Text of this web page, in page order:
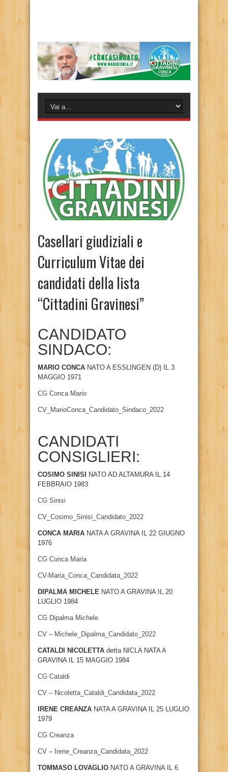
Casellari giudiziali e
Curriculum Vitae dei
candidati della lista
“Cittadini Gravinesi”
CANDIDATO
SINDACO:
MARIO CONCA NATO A ESSLINGEN (D) IL 3
MAGGIO 1971
CG Conca Mario
CV_MarioConca_Candidato_Sindaco_2022
CANDIDATI
CONSIGLIERI:
COSIMO SINISI NATO AD ALTAMURA IL 14
FEBBRAIO 1983
CG Sinisi
CV_Cosimo_Sinisi_Candidato_2022
CONCA MARIA NATA A GRAVINA IL 22 GIUGNO
1976
CG Conca Maria
CV-Maria_Conca_Candidata_2022
DIPALMA MICHELE NATO A GRAVINA IL 20
LUGLIO 1984
CG Dipalma Michele
CV – Michele_Dipalma_Candidato_2022
CATALDI NICOLETTA detta NICLA NATA A
GRAVINA IL 15 MAGGIO 1984
CG Cataldi
CV – Nicoletta_Cataldi_Candidata_2022
IRENE CREANZA NATA A GRAVINA IL 25 LUGLIO
1979
CG Creanza
CV – Irene_Creanza_Candidata_2022
TOMMASO LOVAGLIO NATO A GRAVINA IL 6